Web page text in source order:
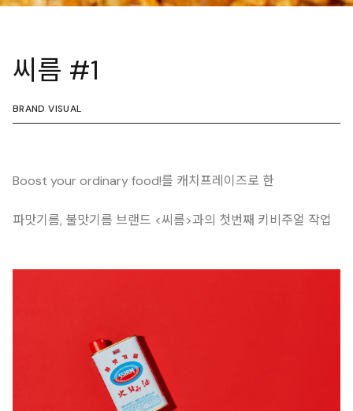
씨름 #1
BRAND VISUAL
Boost your ordinary food!를 캐치프레이즈로 한
파맛기름, 불맛기름 브랜드 <씨름>과의 첫번째 키비주얼 작업